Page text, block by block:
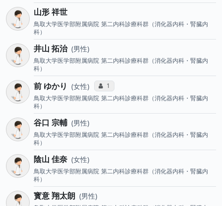
山形 祥世
鳥取大学医学部附属病院 第二内科診療科群（消化器内科・腎臓内
科）
井山 拓治 男性
鳥取大学医学部附属病院 第二内科診療科群（消化器内科・腎臓内
科）
前 ゆかり 女性 コミュニケーション・タイプ投票数
1
鳥取大学医学部附属病院 第二内科診療科群（消化器内科・腎臓内
科）
谷口 宗輔 男性
鳥取大学医学部附属病院 第二内科診療科群（消化器内科・腎臓内
科）
陰山 佳奈 女性
鳥取大学医学部附属病院 第二内科診療科群（消化器内科・腎臓内
科）
寳意 翔太朗 男性